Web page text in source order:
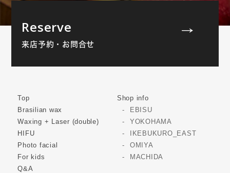
Reserve
来店予約・お問合せ
Top
Brasilian wax
Waxing + Laser (double)
HIFU
Photo facial
For kids
Q&A
Shop info
EBISU
YOKOHAMA
IKEBUKURO_EAST
OMIYA
MACHIDA